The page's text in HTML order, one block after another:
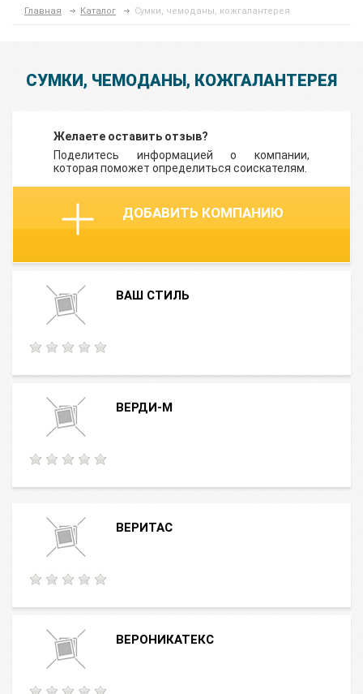
Главная Каталог Сумки, чемоданы, кожгалантерея
СУМКИ, ЧЕМОДАНЫ, КОЖГАЛАНТЕРЕЯ
Желаете оставить отзыв?
Поделитесь информацией о компании,
которая поможет определиться соискателям.
ДОБАВИТЬ КОМПАНИЮ
ВАШ СТИЛЬ
ВЕРДИ-М
ВЕРИТАС
ВЕРОНИКАТЕКС